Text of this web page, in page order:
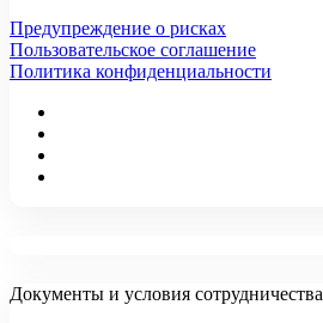
Предупреждение о рисках
Пользовательское соглашение
Политика конфиденциальности
Документы и условия сотрудничества